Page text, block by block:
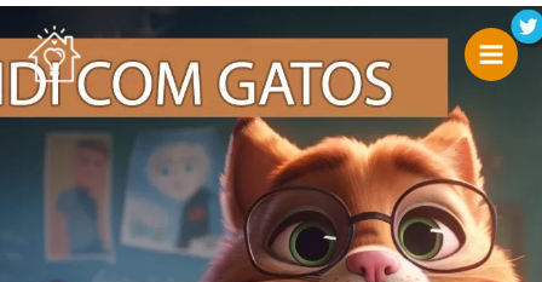
Skip
to
content